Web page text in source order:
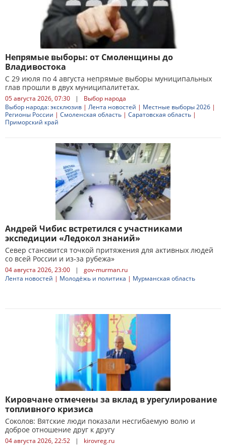
Непрямые выборы: от Смоленщины до
Владивостока
С 29 июля по 4 августа непрямые выборы муниципальных
глав прошли в двух муниципалитетах.
05 августа 2026, 07:30 |
Выбор народа
Выбор народа: эксклюзив | Лента новостей | Местные выборы 2026 |
Регионы России | Смоленская область | Саратовская область |
Приморский край
Андрей Чибис встретился с участниками
экспедиции «Ледокол знаний»
Север становится точкой притяжения для активных людей
со всей России и из‑за рубежа»
04 августа 2026, 23:00 |
gov-murman.ru
Лента новостей | Молодёжь и политика | Мурманская область
Кировчане отмечены за вклад в урегулирование
топливного кризиса
Соколов: Вятские люди показали несгибаемую волю и
доброе отношение друг к другу
04 августа 2026, 22:52 |
kirovreg.ru